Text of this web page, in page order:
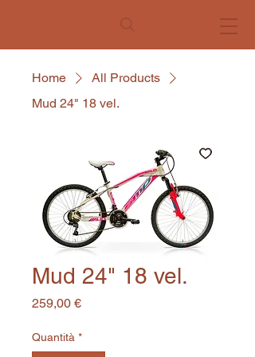
Home
All Products
Mud 24" 18 vel.
Mud 24" 18 vel.
259,00 €Prezzo
Quantità *